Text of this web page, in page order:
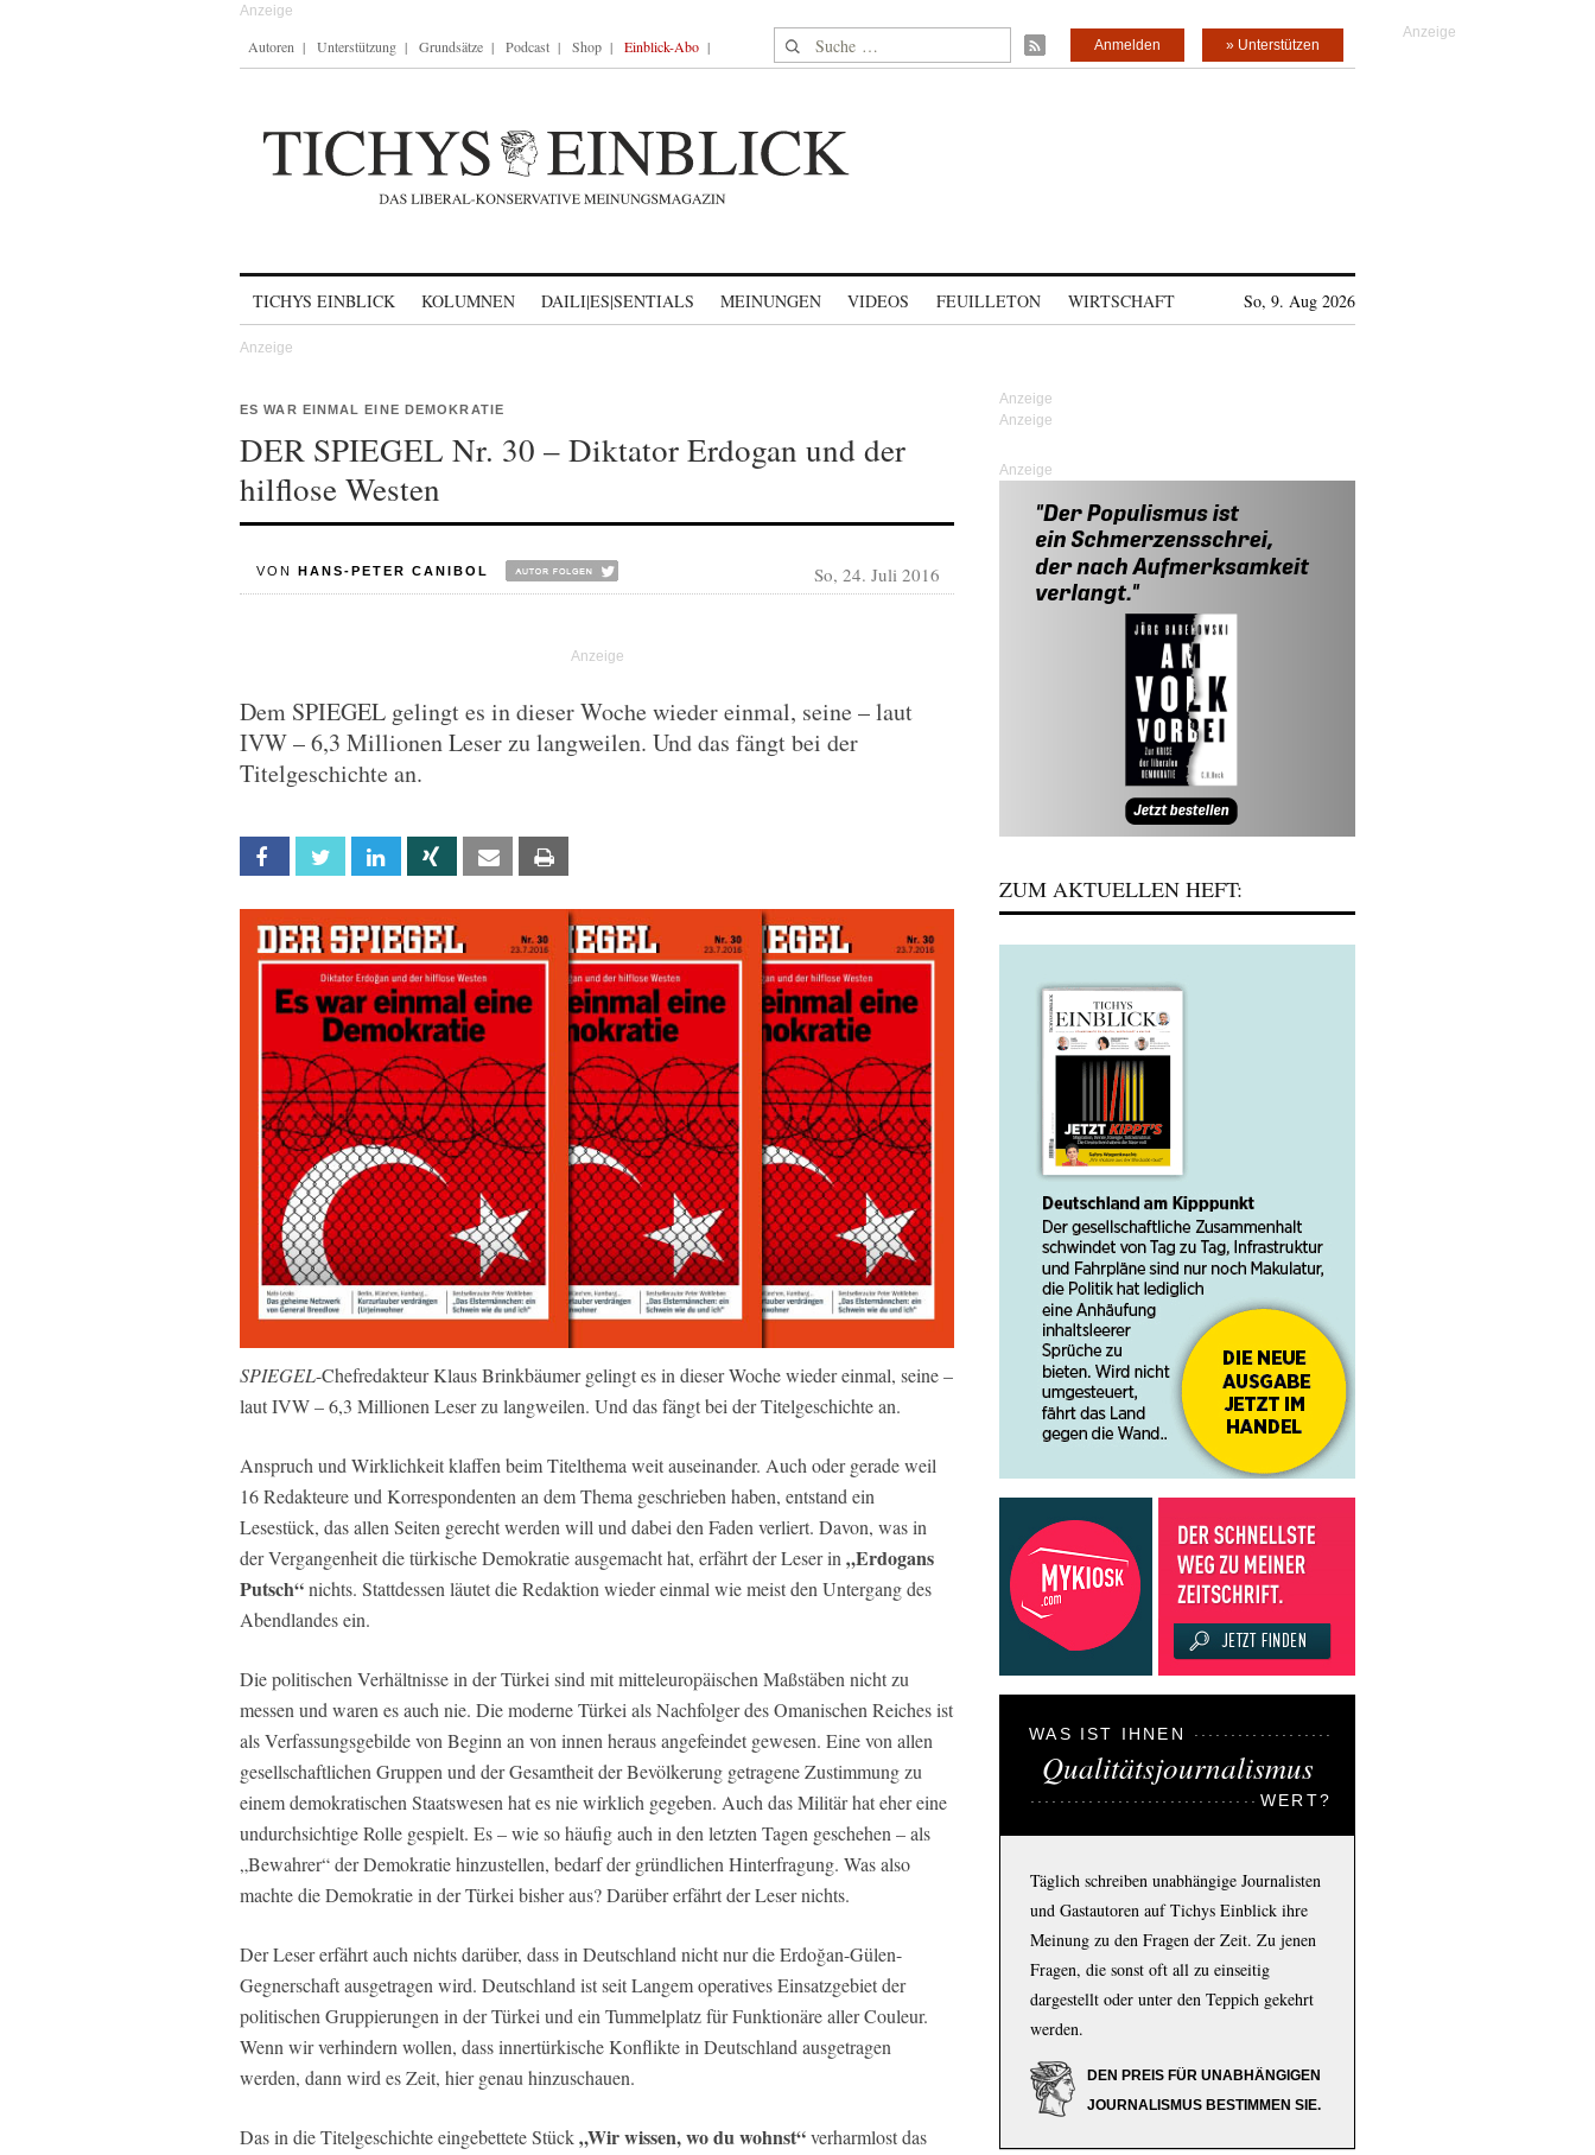
Autoren Unterstützung Grundsätze Podcast Shop Einblick-Abo Suche nach: » Unterstützen
Anmelden
TICHYS EINBLICK KOLUMNEN DAILI|ES|SENTIALS MEINUNGEN VIDEOS FEUILLETON WIRTSCHAFT So, 9. Aug 2026
ES WAR EINMAL EINE DEMOKRATIE
DER SPIEGEL Nr. 30 – Diktator Erdogan und der
hilflose Westen
VON HANS-PETER CANIBOL So, 24. Juli 2016
Dem SPIEGEL gelingt es in dieser Woche wieder einmal, seine – laut
IVW – 6,3 Millionen Leser zu langweilen. Und das fängt bei der
Titelgeschichte an.
Facebook Twitter Linkedin Xing Email
SPIEGEL-Chefredakteur Klaus Brinkbäumer gelingt es in dieser Woche wieder einmal, seine –
laut IVW – 6,3 Millionen Leser zu langweilen. Und das fängt bei der Titelgeschichte an.
Anspruch und Wirklichkeit klaffen beim Titelthema weit auseinander. Auch oder gerade weil
16 Redakteure und Korrespondenten an dem Thema geschrieben haben, entstand ein
Lesestück, das allen Seiten gerecht werden will und dabei den Faden verliert. Davon, was in
der Vergangenheit die türkische Demokratie ausgemacht hat, erfährt der Leser in „Erdogans
Putsch“nichts. Stattdessen läutet die Redaktion wieder einmal wie meist den Untergang des
Abendlandes ein.
Die politischen Verhältnisse in der Türkei sind mit mitteleuropäischen Maßstäben nicht zu
messen und waren es auch nie. Die moderne Türkei als Nachfolger des Omanischen Reiches ist
als Verfassungsgebilde von Beginn an von innen heraus angefeindet gewesen. Eine von allen
gesellschaftlichen Gruppen und der Gesamtheit der Bevölkerung getragene Zustimmung zu
einem demokratischen Staatswesen hat es nie wirklich gegeben. Auch das Militär hat eher eine
undurchsichtige Rolle gespielt. Es – wie so häufig auch in den letzten Tagen geschehen – als
„Bewahrer“ der Demokratie hinzustellen, bedarf der gründlichen Hinterfragung. Was also
machte die Demokratie in der Türkei bisher aus? Darüber erfährt der Leser nichts.
Der Leser erfährt auch nichts darüber, dass in Deutschland nicht nur die Erdoğan-Gülen-
Gegnerschaft ausgetragen wird. Deutschland ist seit Langem operatives Einsatzgebiet der
politischen Gruppierungen in der Türkei und ein Tummelplatz für Funktionäre aller Couleur.
Wenn wir verhindern wollen, dass innertürkische Konflikte in Deutschland ausgetragen
werden, dann wird es Zeit, hier genau hinzuschauen.
Das in die Titelgeschichte eingebettete Stück„Wir wissen, wo du wohnst“verharmlost das
Anzeige
ZUM AKTUELLEN HEFT:
WAS IST IHNEN
Qualitätsjournalismus
WERT?
Täglich schreiben unabhängige Journalisten
und Gastautoren auf Tichys Einblick ihre
Meinung zu den Fragen der Zeit. Zu jenen
Fragen, die sonst oft all zu einseitig
dargestellt oder unter den Teppich gekehrt
werden.
DEN PREIS FÜR UNABHÄNGIGEN
JOURNALISMUS BESTIMMEN SIE.